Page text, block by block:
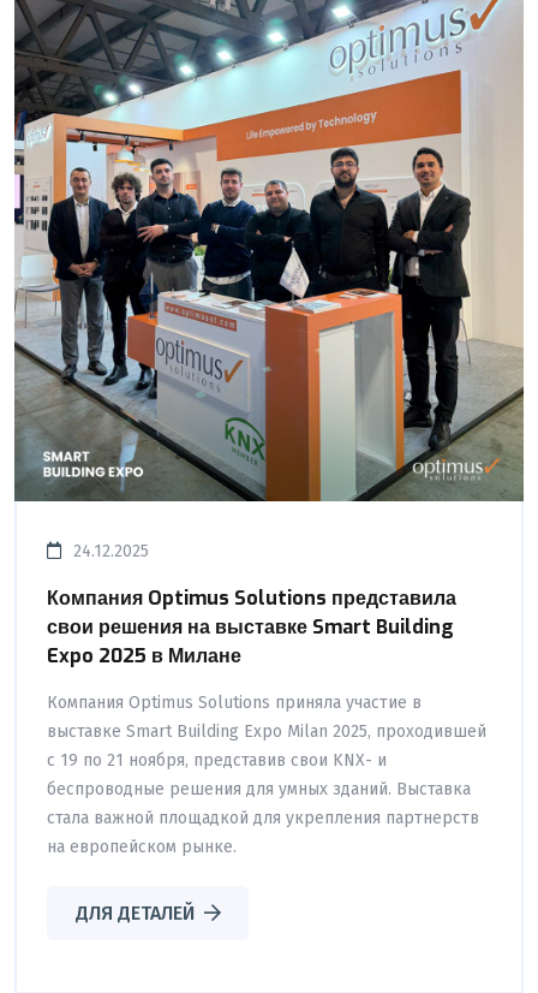
24.12.2025
Компания Optimus Solutions представила
свои решения на выставке Smart Building
Expo 2025 в Милане
Компания Optimus Solutions приняла участие в
выставке Smart Building Expo Milan 2025, проходившей
с 19 по 21 ноября, представив свои KNX- и
беспроводные решения для умных зданий. Выставка
стала важной площадкой для укрепления партнерств
на европейском рынке.
ДЛЯ ДЕТАЛЕЙ